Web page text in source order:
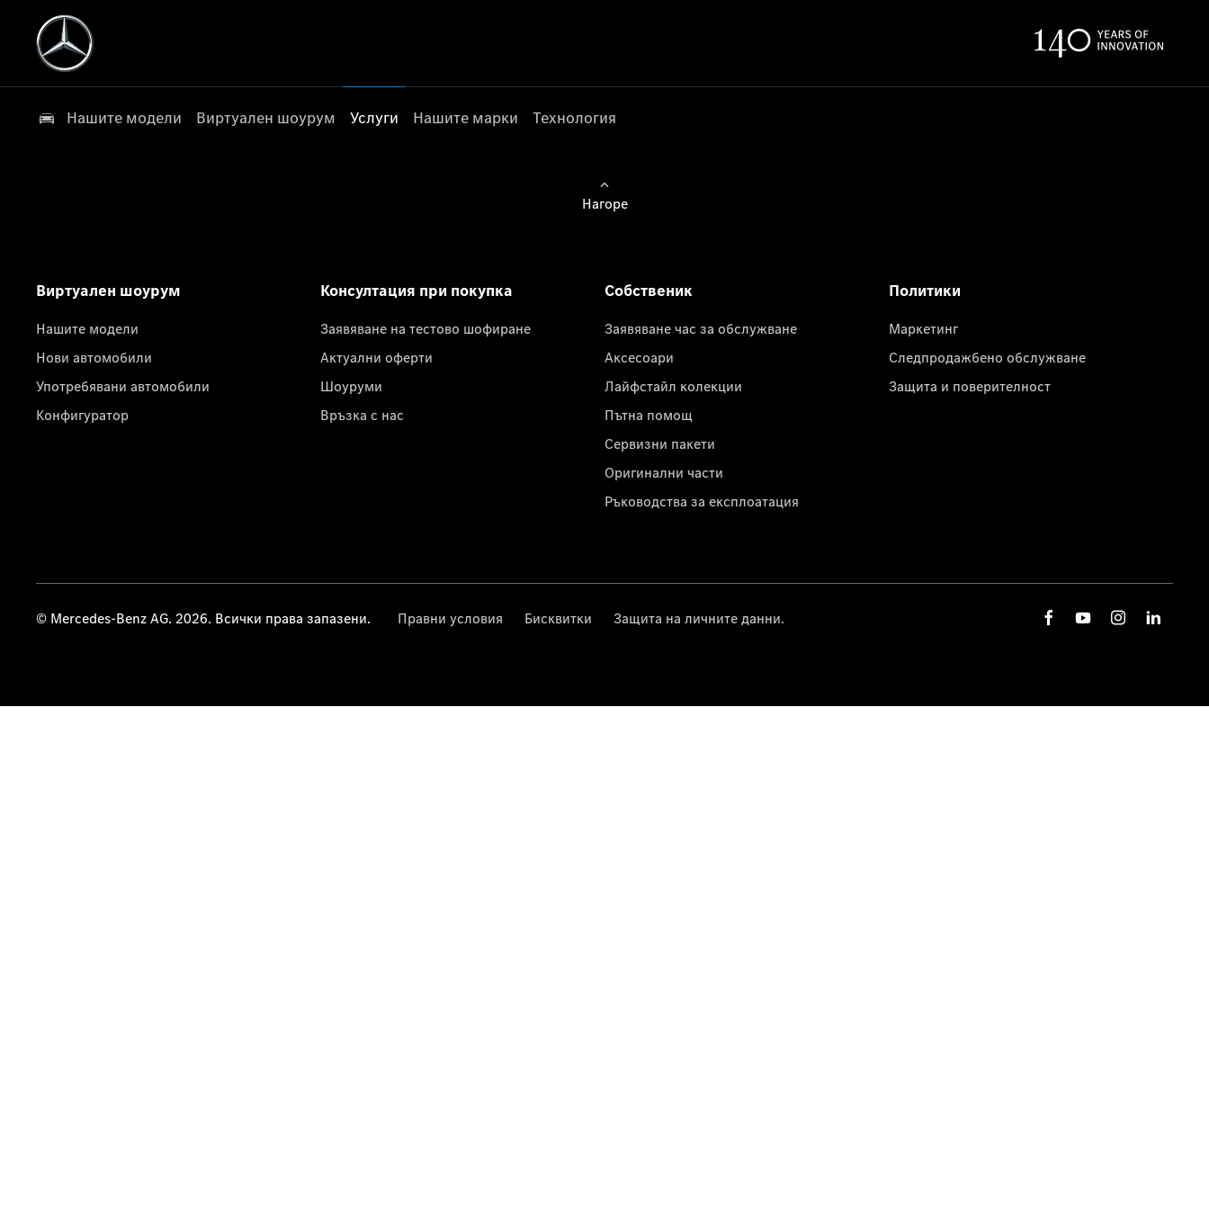
Нашите модели Виртуален шоурум Услуги Нашите марки Технология
Нагоре
Виртуален шоурум
Нашите модели
Нови автомобили
Употребявани автомобили
Конфигуратор
Консултация при покупка
Заявяване на тестово шофиране
Актуални оферти
Шоуруми
Връзка с нас
Собственик
Заявяване час за обслужване
Аксесоари
Лайфстайл колекции
Пътна помощ
Сервизни пакети
Оригинални части
Ръководства за експлоатация
Политики
Маркетинг
Следпродажбено обслужване
Защита и поверителност
© Mercedes-Benz AG. 2026. Всички права запазени. Правни условия Бисквитки Защита на личните данни.